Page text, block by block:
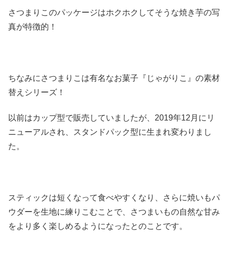
さつまりこのパッケージはホクホクしてそうな焼き芋の写
真が特徴的！
ちなみにさつまりこは有名なお菓子『じゃがりこ』の素材
替えシリーズ！
以前はカップ型で販売していましたが、2019年12月にリ
ニューアルされ、スタンドパック型に生まれ変わりまし
た。
スティックは短くなって食べやすくなり、さらに焼いもパ
ウダーを生地に練りこむことで、さつまいもの自然な甘み
をより多く楽しめるようになったとのことです。